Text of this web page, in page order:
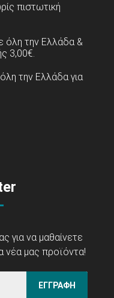
πιστωτική
την Ελλάδα &
3,00€.
την Ελλάδα για
για να μαθαίνετε
νέα μας προϊόντα!
ΕΓΓΡΑΦΗ